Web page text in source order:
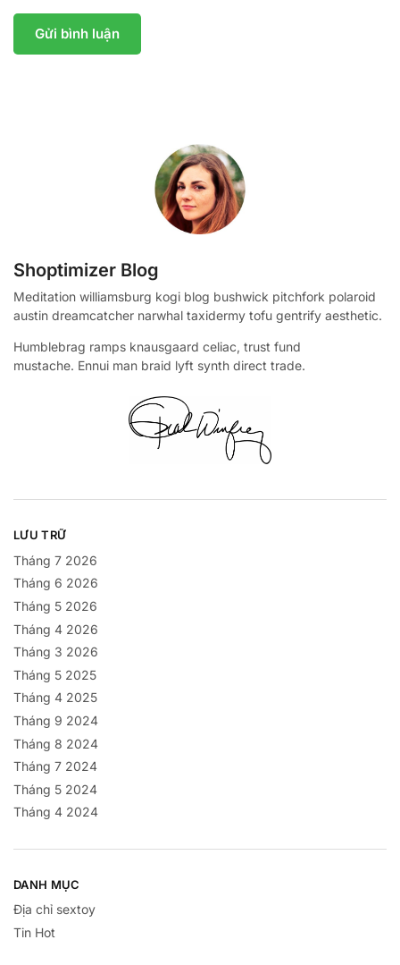
Shoptimizer Blog
Meditation williamsburg kogi blog bushwick pitchfork polaroid
austin dreamcatcher narwhal taxidermy tofu gentrify aesthetic.
Humblebrag ramps knausgaard celiac, trust fund
mustache. Ennui man braid lyft synth direct trade.
LƯU TRỮ
Tháng 7 2026
Tháng 6 2026
Tháng 5 2026
Tháng 4 2026
Tháng 3 2026
Tháng 5 2025
Tháng 4 2025
Tháng 9 2024
Tháng 8 2024
Tháng 7 2024
Tháng 5 2024
Tháng 4 2024
DANH MỤC
Địa chỉ sextoy
Tin Hot